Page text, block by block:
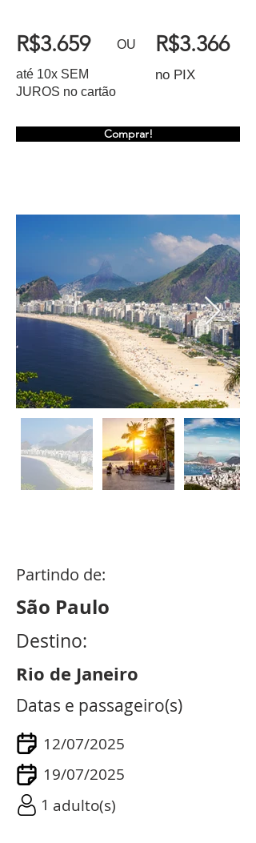
R$3.659 OU
Comprar!
R$3.366
até 10x SEM
JUROS no cartão
no PIX
Partindo de:
São Paulo
Destino:
Rio de Janeiro
Datas e passageiro(s)
12/07/2025
19/07/2025
1 adulto(s)